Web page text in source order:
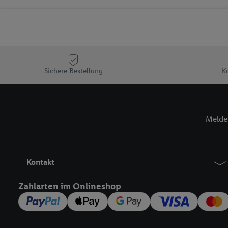
Sichere Bestellung
Kontakt
Zahlarten im Onlineshop
Sofern Sie hier Ihre
Plus-Konto einloggen,
zu erstellen (die
können, um Sie in
Hierzu wird von uns
Zudem erlauben Sie
den Lidl-Diensten
Wenn das der Fall ist,
Kundenkonto-
Insbesondere können
Nutzung der Utiq-
widerrufen - jederzeit
Telekommunikations-